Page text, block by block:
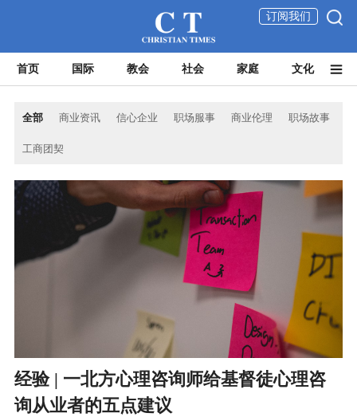
订阅我们
首页 国际 教会 社会 家庭 文化
全部 商业资讯 信心企业 职场服事 商业伦理 职场故事
工商团契
经验 | 一北方心理咨询师给基督徒心理咨
询从业者的五点建议